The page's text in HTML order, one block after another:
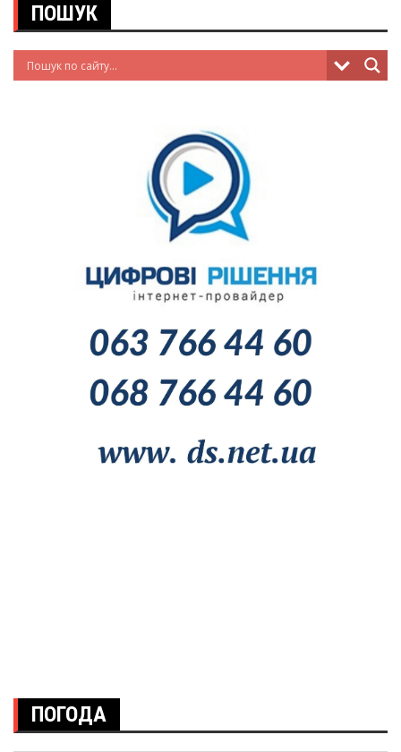
ПОШУК
ПОГОДА